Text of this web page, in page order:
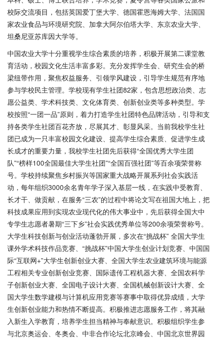
校际交流项目，包括英国爱丁堡大学、德国霍恩海姆大学、法国国
家农业食品与环境研究院、加拿大阿尔伯塔大学、东京农业大学、
坦桑尼亚苏库因大学等。
中国农业大学十分重视学生综合素质的培养，积极开展第二课堂教
育活动，校园文化生活丰富多彩。充分发挥学生会、研究生会的桥
梁纽带作用，聚焦权益服务、引领学风建设，引导学生规范有序地
参与学校民主管理。学校现有学生社团82家，包含思想政治类、志
愿公益类、学术科技类、文化体育类、创新创业类等多种类型。学
校按照“一团一品”原则，着力打造学生社团特色品牌活动，引导和支
持各类学生社团百花齐放，尽展其才、彰显风采。当前我校学生社
团已成为一只丰富校园文化建设、提高学生综合素质、促进学生成
长成才的重要力量，我校学生社团先后获得“全国优秀大学生团
队”“榜样100全国最佳大学生社团”“全国百强社团”等百余项荣誉称
号。学校持续聚焦乡村振兴等国家重大战略开展系列社会实践活
动，每年组织3000余名青年学子深入基层一线，在实践中受教育、
长才干、做贡献，在服务“三农”的过程中将论文写在祖国大地上，把
科技成果应用到实现农业现代化的伟大事业中，先后获得全国大中
专学生志愿者暑期“三下乡”社会实践优秀单位等200余项荣誉称号。
大学生科技创新与创业活动蓬勃开展，多次在“挑战杯” 全国大学生
课外学术科技作品竞赛、“挑战杯”中国大学生创业计划竞赛、中国国
际“互联网+”大学生创新创业大赛、全国大学生农业建筑环境与能源
工程相关专业创新创业竞赛、国际遗传工程机器大赛、全国农科学
子创新创业大赛、全国电子设计大赛、全国机械创新设计大赛、全
国大学生数学建模与计算机应用竞赛等赛事中取得优异成绩，大学
生创新创业能力和热情不断提高。积极推进志愿服务工作，将其融
入新生入学教育，培养学生担当精神与奉献意识。积极组织学生参
与北京奥运会、冬奥会、中非合作论坛北京峰会、中国北京世界园